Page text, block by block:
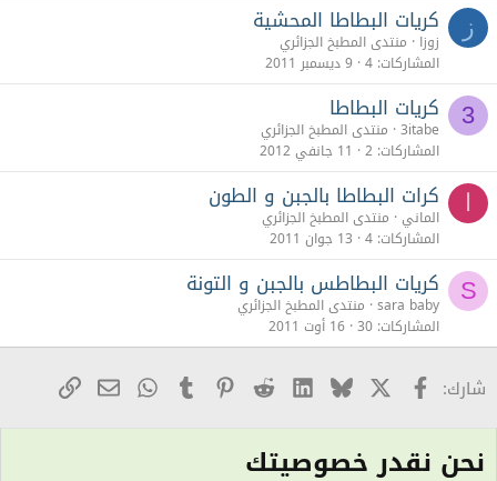
ز كريات البطاطا المحشية
زوزا منتدى المطبخ الجزائري
المشاركات 4 9 ديسمبر 2011
3 كريات البطاطا
3itabe منتدى المطبخ الجزائري
المشاركات 2 11 جانفي 2012
ا كرات البطاطا بالجبن و الطون
الماني منتدى المطبخ الجزائري
المشاركات 4 13 جوان 2011
S كريات البطاطس بالجبن و التونة
sara baby منتدى المطبخ الجزائري
المشاركات 30 16 أوت 2011
شارك: Facebook
X
Bluesky
LinkedIn
Reddit
Pinterest
Tumblr
WhatsApp
البريدرابط
منتدى المطبخ الجزائري
نحن نقدر خصوصيتك